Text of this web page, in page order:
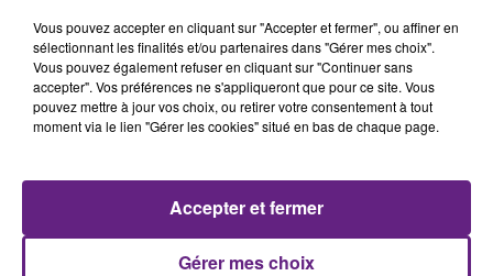
avoir dressé un premier état des
lieux, elle annonce que chaque
dossier sera individuellement
Publié : 20 mai 2016 à 3h50 par 45
Vous pouvez accepter en cliquant sur "Accepter et fermer", ou affiner en
sélectionnant les finalités et/ou partenaires dans "Gérer mes choix".
Vous pouvez également refuser en cliquant sur "Continuer sans
accepter". Vos préférences ne s'appliqueront que pour ce site. Vous
pouvez mettre à jour vos choix, ou retirer votre consentement à tout
moment via le lien "Gérer les cookies" situé en bas de chaque page.
Gérer mes choix
Accepter et fermer